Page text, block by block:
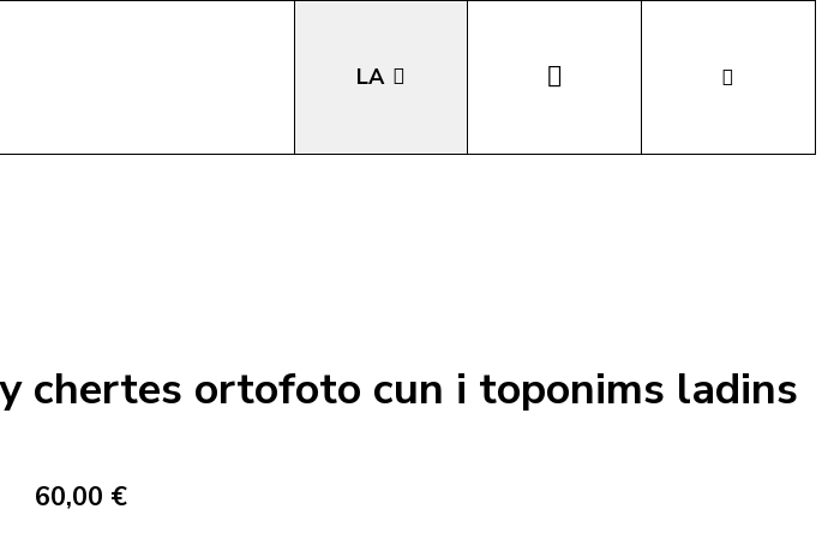
LA
chertes ortofoto cun i toponims ladins
60,00 €